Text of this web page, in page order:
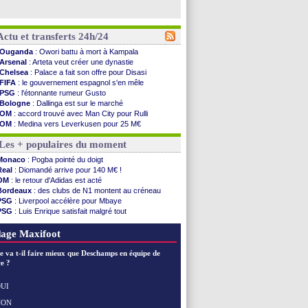
et transferts 24h/24
Ouganda : Owori battu à mort à Kampala
Arsenal : Arteta veut créer une dynastie
Chelsea : Palace a fait son offre pour Disasi
FIFA : le gouvernement espagnol s'en mêle
PSG : l'étonnante rumeur Gusto
Bologne : Dallinga est sur le marché
OM : accord trouvé avec Man City pour Rulli
OM : Medina vers Leverkusen pour 25 M€
Uruguay: Forlan nommé sélectionneur (officiel)
Séville : Juanlu signe à Bournemouth (officiel)
PSG: Ndjantou heureux d'avoir rejoué
Real: Diomandé pour 140 M€ ! (officiel)
Man City: Rodri préfère le Barça au Real !
Rennes: Aït Boudlal veut rejoindre Fulham
Aston Villa: Liverpool cible aussi Konsa
OM : une approche pour Diatta
Le Havre : Diaw va signer à Lille
Bordeaux: les mots de Mavuba
Fenerbahçe : Greenwood savoure son premier ...
Southampton
+ populaires du moment
: Pogba pointé du doigt
: Diomandé arrive pour 140 M€ !
: le retour d'Adidas est acté
: des clubs de N1 montent au créneau
: Liverpool accélère pour Mbaye
: Luis Enrique satisfait malgré tout
: Fonseca prend cher sur les réseaux
Maxifoot
va t-il faire mieux que Deschamps en équipe de
?